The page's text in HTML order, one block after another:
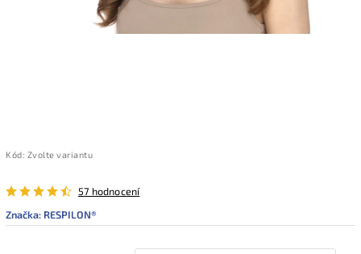
Kód: Zvolte variantu
57 hodnocení
Značka: RESPILON®